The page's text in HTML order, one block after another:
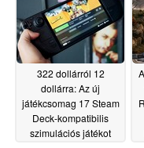
322 dollárról 12
dollárra: Az új
játékcsomag 17 Steam
Deck-kompatibilis
szimulációs játékot